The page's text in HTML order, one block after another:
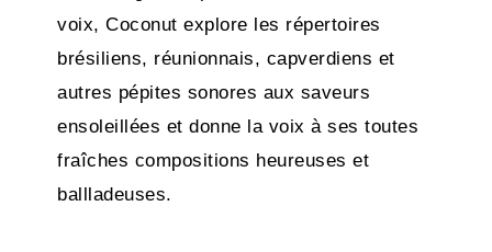
voix, Coconut explore les répertoires
brésiliens, réunionnais, capverdiens et
autres pépites sonores aux saveurs
ensoleillées et donne la voix à ses toutes
fraîches compositions heureuses et
ballladeuses.